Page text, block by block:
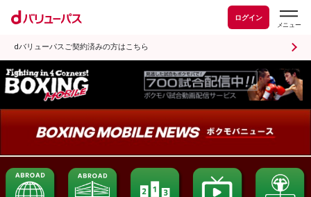
ログイン
dバリューパスご契約済みの方はこちら